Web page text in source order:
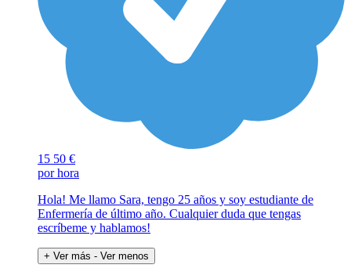
15 50 €
por hora
Hola! Me llamo Sara, tengo 25 años y soy estudiante de
Enfermería de último año. Cualquier duda que tengas
escríbeme y hablamos!
+ Ver más - Ver menos